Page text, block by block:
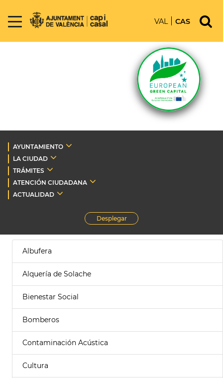
VAL CAS
AYUNTAMIENTO
LA CIUDAD
TRÁMITES
ATENCIÓN CIUDADANA
ACTUALIDAD
Desplegar
Albufera
Alquería de Solache
Bienestar Social
Bomberos
Contaminación Acústica
Cultura